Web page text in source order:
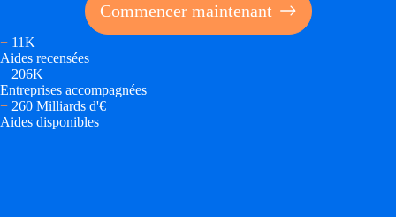
Commencer maintenant
+ 11K
Aides recensées
+ 206K
Entreprises accompagnées
+ 260 Milliards d'€
Aides disponibles